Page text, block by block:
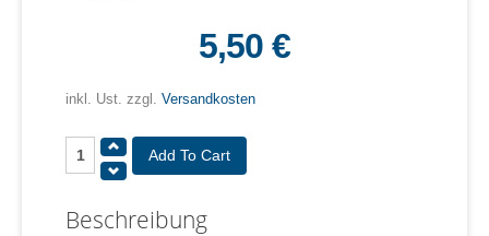
5,50 €
inkl. Ust. zzgl. Versandkosten
Beschreibung